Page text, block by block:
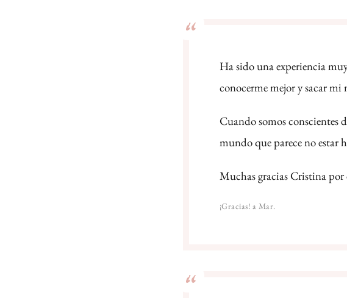
Ha sido una experiencia
conocerme mejor y sacar mi
Cuando somos conscientes
mundo que parece no estar
Muchas gracias Cristina por
¡Gracias! a Mar.